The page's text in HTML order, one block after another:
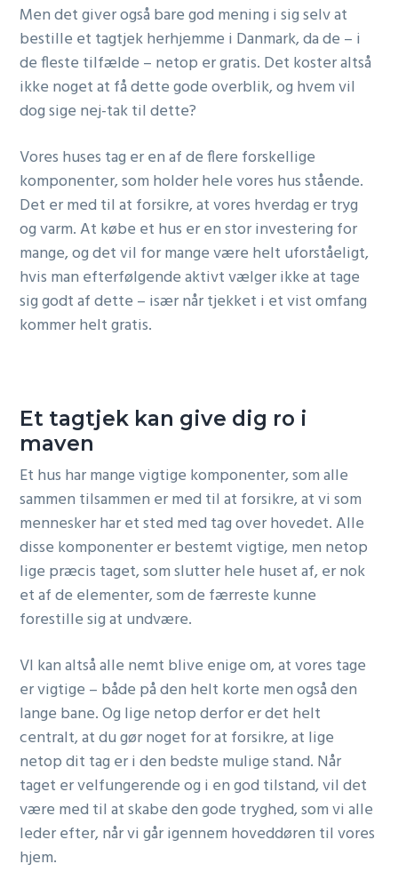
Men det giver også bare god mening i sig selv at
bestille et tagtjek herhjemme i Danmark, da de – i
de fleste tilfælde – netop er gratis. Det koster altså
ikke noget at få dette gode overblik, og hvem vil
dog sige nej-tak til dette?
Vores huses tag er en af de flere forskellige
komponenter, som holder hele vores hus stående.
Det er med til at forsikre, at vores hverdag er tryg
og varm. At købe et hus er en stor investering for
mange, og det vil for mange være helt uforståeligt,
hvis man efterfølgende aktivt vælger ikke at tage
sig godt af dette – især når tjekket i et vist omfang
kommer helt gratis.
Et tagtjek kan give dig ro i
maven
Et hus har mange vigtige komponenter, som alle
sammen tilsammen er med til at forsikre, at vi som
mennesker har et sted med tag over hovedet. Alle
disse komponenter er bestemt vigtige, men netop
lige præcis taget, som slutter hele huset af, er nok
et af de elementer, som de færreste kunne
forestille sig at undvære.
VI kan altså alle nemt blive enige om, at vores tage
er vigtige – både på den helt korte men også den
lange bane. Og lige netop derfor er det helt
centralt, at du gør noget for at forsikre, at lige
netop dit tag er i den bedste mulige stand. Når
taget er velfungerende og i en god tilstand, vil det
være med til at skabe den gode tryghed, som vi alle
leder efter, når vi går igennem hoveddøren til vores
hjem.